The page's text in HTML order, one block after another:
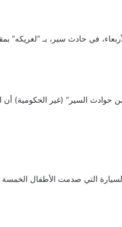
في حادث سير، بـ “لغريكه”
حوادث السير” (غير الحكومية)
التي صدمت الأطفال الخمسة